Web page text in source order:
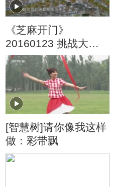
《芝麻开门》
20160123 挑战大现
场 果蔬争霸赛
[智慧树]请你像我这样
做：彩带飘